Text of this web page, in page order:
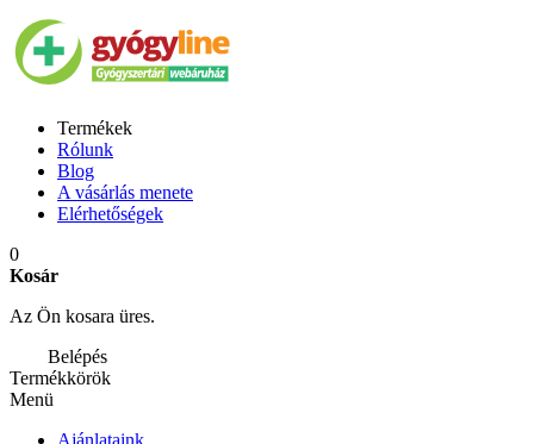
Termékek
Rólunk
Blog
A vásárlás menete
Elérhetőségek
0
Kosár
Az Ön kosara üres.
Belépés
Termékkörök
Menü
Ajánlataink